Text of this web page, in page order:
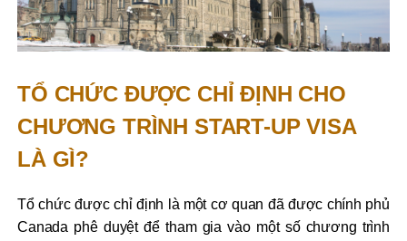
TỔ CHỨC ĐƯỢC CHỈ ĐỊNH CHO
CHƯƠNG TRÌNH START-UP VISA
LÀ GÌ?
Tổ chức được chỉ định là một cơ quan đã được chính phủ
Canada phê duyệt để tham gia vào một số chương trình